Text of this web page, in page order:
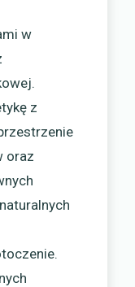
w
z
oraz